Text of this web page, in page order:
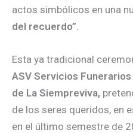
actos simbólicos en una
del recuerdo”.
Esta ya tradicional
ASV Servicios Funerarios
de La Siempreviva,
de los seres queridos, en
en el último semestre de